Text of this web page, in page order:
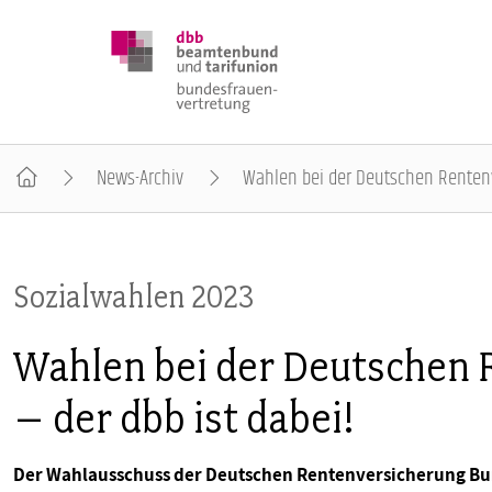
BUNDESTAGSWAHL 2025
POSITIONEN
SCHWERPUNKTTHEMEN
News-Archiv Wahlen bei der Deutschen
Sozialwahlen 2023
Wahlen bei der
– der dbb ist dabei!
Der Wahlausschuss der Deutschen Rentenversicherung